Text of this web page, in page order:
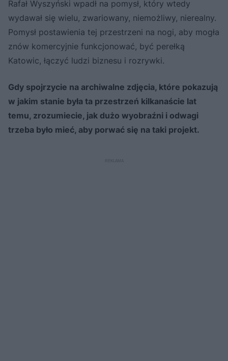
Rafał Wyszyński wpadł na pomysł, który wtedy
wydawał się wielu, zwariowany, niemożliwy, nierealny.
Pomysł postawienia tej przestrzeni na nogi, aby mogła
znów komercyjnie funkcjonować, być perełką
Katowic, łączyć ludzi biznesu i rozrywki.
Gdy spojrzycie na archiwalne zdjęcia, które pokazują
w jakim stanie była ta przestrzeń kilkanaście lat
temu, zrozumiecie, jak dużo wyobraźni i odwagi
trzeba było mieć, aby porwać się na taki projekt.